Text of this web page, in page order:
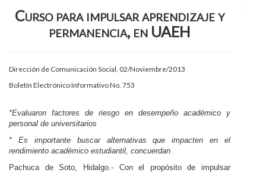
Patronato
Publicaciones en línea
Acreditación Internacional
Alumnado
Aspirantes
Curso para impulsar aprendizaje y
permanencia, en UAEH
Dirección de Comunicación Social, 02/Noviembre/2013
Boletín Electrónico Informativo No. 753
*Evaluaron factores de riesgo en desempeño académico y
personal de universitarios
*
Es importante buscar alternativas que impacten en el
rendimiento académico estudiantil, concuerdan
Pachuca de Soto, Hidalgo.- Con el propósito de impulsar